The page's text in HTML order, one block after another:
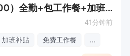
普工（6500-7500）全勤+包工作餐+加班补贴
41分钟前
加班补贴 免费工作餐 ...